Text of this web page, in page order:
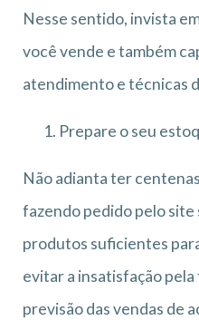
Nesse sentido, invista
você vende e também
atendimento e técnicas
Prepare o seu
Não adianta ter
fazendo pedido pelo site
produtos suficientes
evitar a insatisfação
previsão das vendas de